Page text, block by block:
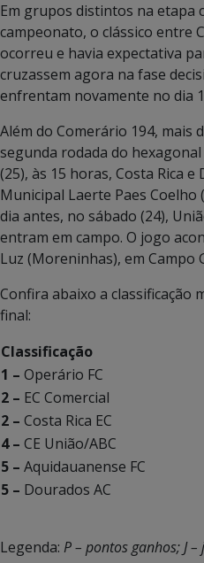
Em grupos distintos na etapa
campeonato, o clássico entre
ocorreu e havia expectativa
cruzassem agora na fase
enfrentam novamente no dia
Além do Comerário 194, mais
segunda rodada do
(25), às 15 horas, Costa Rica
Municipal Laerte Paes Coelho
dia antes, no sábado (24),
entram em campo. O jogo
Luz (Moreninhas), em Campo
Confira abaixo a classificação
final:
Classificação
1 – Operário FC
2 – EC Comercial
2 – Costa Rica EC
4 – CE União/ABC
5 – Aquidauanense FC
5 – Dourados AC
Legenda: P – pontos ganhos; J